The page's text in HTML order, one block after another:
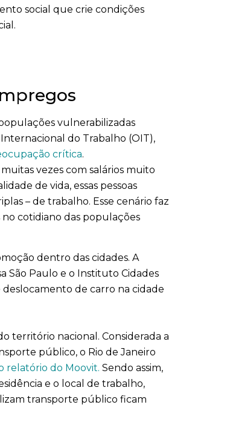
vulnerabilizadas
do Trabalho (OIT),
crítica.
vezes com salários muito
de vida, essas pessoas
– de trabalho. Esse cenário faz
cotidiano das populações
dentro das cidades. A
São Paulo e o Instituto Cidades
de carro na cidade
território nacional. Considerada a
público, o Rio de Janeiro
relatório do Moovit. Sendo assim,
e o local de trabalho,
transporte público ficam